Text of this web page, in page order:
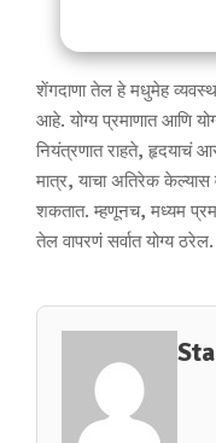
शेंगदाणा तेल हे मधुमेह
आहे. योग्य प्रमाणात आणि
नियंत्रणात राहते, हृदयाचं
मात्र, याचा अतिरेक केल्यास
शकतात. म्हणूनच, मध्यम
तेल वापरणं सर्वात योग्य ठरेल.